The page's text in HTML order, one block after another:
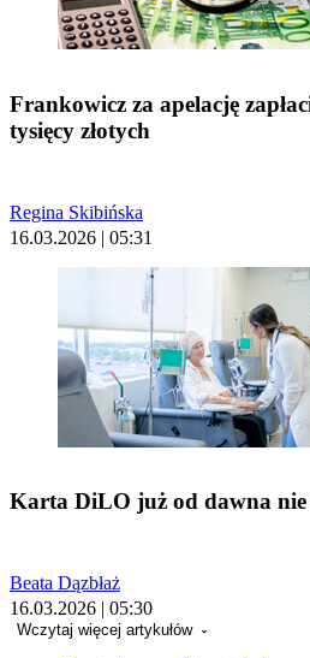
Frankowicz za apelację
tysięcy złotych
Regina Skibińska
16.03.2026 | 05:31
Karta DiLO już od dawna nie
Beata Dązbłaż
16.03.2026 | 05:30
Wczytaj więcej artykułów